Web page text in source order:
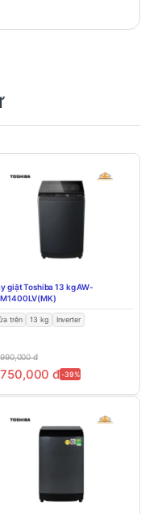
giặt Toshiba 13 kg AW-
trên 13 kg Inverter
đ
đ-39%